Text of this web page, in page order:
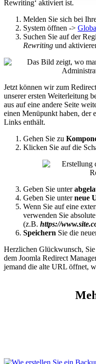
Rewriting‘ aktiviert ist.
Melden Sie sich bei
System öffnen ->
Suchen Sie auf der
Rewriting und
Jetzt können wir zum
unserer ersten Weiterleitung
aus auf eine andere Seite
einen Menüpunkt haben, der
Links enthält.
Gehen Sie zu
Klicken Sie auf die
Geben Sie unter
Geben Sie unterneue
Wenn Sie auf eine
verwenden Sie
(z.B. https://
Speichern Sie die
Herzlichen Glückwunsch,
dem Joomla Redirect
jemand die alte URL öffnet,